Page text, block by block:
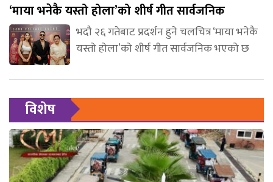
‘माया भनेकै यस्तो होला’को शीर्ष गीत सार्वजनिक
भदौ २६ गतेबाट प्रदर्शन हुने चलचित्र ‘माया भनेकै
यस्तो होला’को शीर्ष गीत सार्वजनिक भएको छ
विशेष